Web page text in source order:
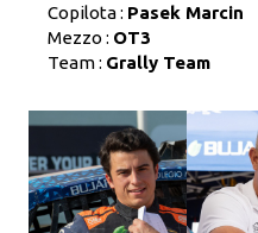
Copilota : Pasek Marcin
Mezzo : OT3
Team : Grally Team